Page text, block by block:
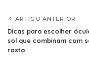
ARTIGO ANTERIOR
Dicas para escolher
sol que combinam com
rosto